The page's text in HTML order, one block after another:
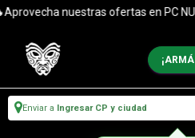
nuestras ofertas en PC
Enviar a Ingresar CP y ciudad